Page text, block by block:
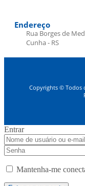
Endereço
Rua Borges de
Cunha - RS
Copyrights © Todos
Entrar
Mantenha-me